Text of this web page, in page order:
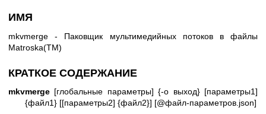
ИМЯ
mkvmerge - Паковщик мультимедийных потоков в файлы
Matroska(TM)
КРАТКОЕ СОДЕРЖАНИЕ
mkvmerge [глобальные параметры] {-o выход} [параметры1]
{файл1} [[параметры2] {файл2}] [@файл-параметров.json]